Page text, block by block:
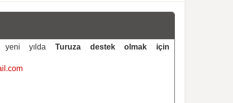
yeni yıldaTuruza destek olmak için